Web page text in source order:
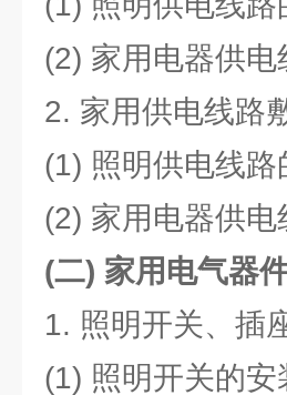
(2) 家用电器供电
2. 家用供电线路
(1) 照明供电线路
(2) 家用电器供电
(二) 家用电气器
1. 照明开关、插
(1) 照明开关的安